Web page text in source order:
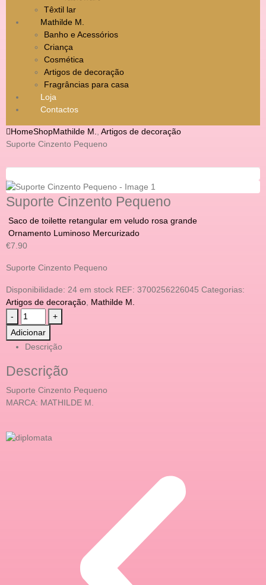
Têxtil lar
Mathilde M.
Banho e Acessórios
Criança
Cosmética
Artigos de decoração
Fragrâncias para casa
Loja
Contactos
HomeShopMathilde M.
Artigos de decoração
Suporte Cinzento Pequeno
Suporte Cinzento Pequeno
Saco de toilette retangular em veludo rosa grande
Ornamento Luminoso Mercurizado
€7.90
Suporte Cinzento Pequeno
Disponibilidade: 24 em stock REF: 3700256226045 Categorias:
Artigos de decoração Mathilde M.
-
+
Adicionar
Descrição
Descrição
Suporte Cinzento Pequeno
MARCA: MATHILDE M.